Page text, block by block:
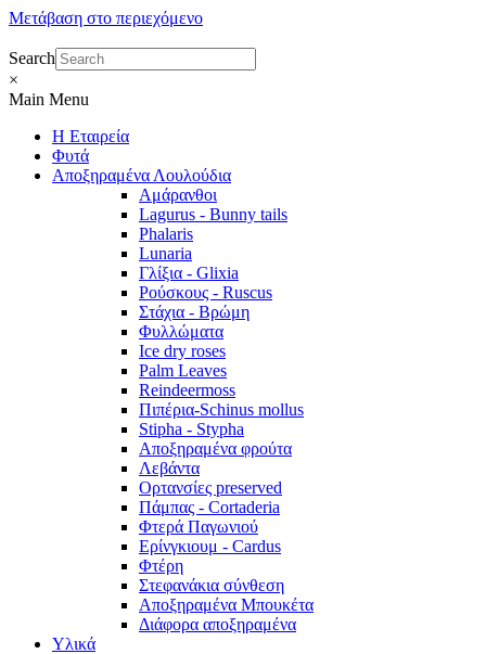
Μετάβαση στο περιεχόμενο
Search
×
Main Menu
Η Εταιρεία
Φυτά
Αποξηραμένα Λουλούδια
Αμάρανθοι
Lagurus - Bunny tails
Phalaris
Lunaria
Γλίξια - Glixia
Ρούσκους - Ruscus
Στάχια - Βρώμη
Φυλλώματα
Ice dry roses
Palm Leaves
Reindeermoss
Πιπέρια-Schinus mollus
Stipha - Stypha
Αποξηραμένα φρούτα
Λεβάντα
Ορτανσίες preserved
Πάμπας - Cortaderia
Φτερά Παγωνιού
Ερίνγκιουμ - Cardus
Φτέρη
Στεφανάκια σύνθεση
Αποξηραμένα Μπουκέτα
Διάφορα αποξηραμένα
Υλικά